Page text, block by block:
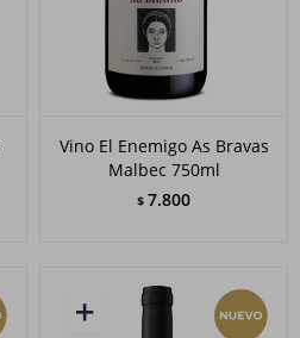
Vino El Enemigo As Bravas
Malbec 750ml
$ 7.800